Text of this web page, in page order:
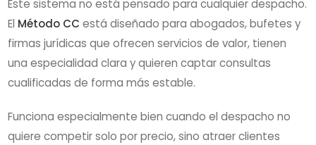
Este sistema no está pensado para cualquier despacho.
El Método CC está diseñado para abogados, bufetes y
firmas jurídicas que ofrecen servicios de valor, tienen
una especialidad clara y quieren captar consultas
cualificadas de forma más estable.
Funciona especialmente bien cuando el despacho no
quiere competir solo por precio, sino atraer clientes